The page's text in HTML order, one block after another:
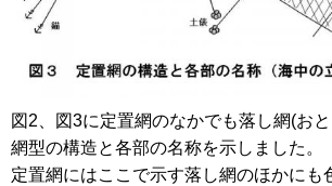
図2、図3に定置網のなかでも落し網(お
網型の構造と各部の名称を示しました。
定置網にはここで示す落し網のほかにも